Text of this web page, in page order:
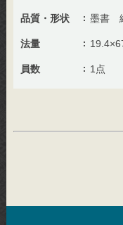
品質・形状 墨書
法量
員数 1点